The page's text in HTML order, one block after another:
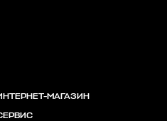
МАГАЗИН